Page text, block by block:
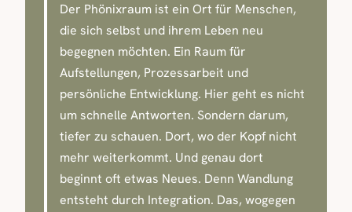
Der Phönixraum ist ein Ort für Menschen,
die sich selbst und ihrem Leben neu
begegnen möchten. Ein Raum für
Aufstellungen, Prozessarbeit und
persönliche Entwicklung. Hier geht es nicht
um schnelle Antworten. Sondern darum,
tiefer zu schauen. Dort, wo der Kopf nicht
mehr weiterkommt. Und genau dort
beginnt oft etwas Neues. Denn Wandlung
entsteht durch Integration. Das, wogegen